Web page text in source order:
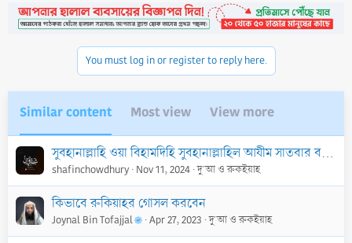
t
i
You must log in or register to reply here.
Similar content Most view View more
সুবহানাল্লাহি ওয়া বিহামদিহি সুবহানাল্লাহিল আযীম সাতবার বললে জান্নাতে উঁচু দালান তথা টাওয়ার নির্মাণ করা হবে মর্মে বর্ণিত হাদিসটি দুর্বল
shafinchowdhury Nov 11, 2024 দু'আ ও রুকইয়াহ
কিভাবে রুকিয়াহর গোসল করবেন
Joynal Bin Tofajjal Apr 27, 2023 দু'আ ও রুকইয়াহ